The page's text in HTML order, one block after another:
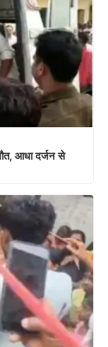
आधा दर्जन से